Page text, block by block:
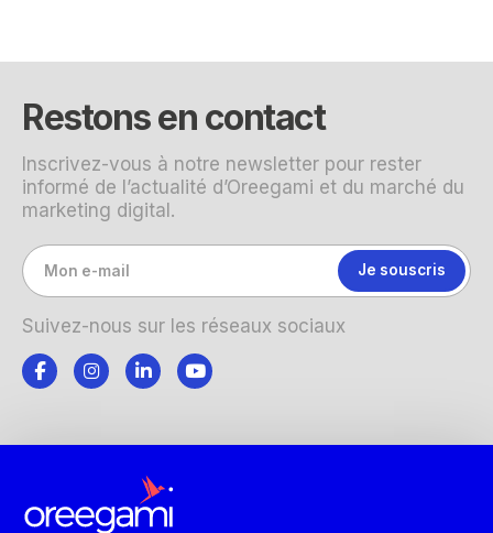
Restons en contact
Inscrivez-vous à notre newsletter pour rester
informé de l’actualité d’Oreegami et du marché du
marketing digital.
Suivez-nous sur les réseaux sociaux